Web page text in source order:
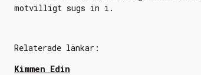
motvilligt sugs in i.
Relaterade länkar:
Kimmen Edin